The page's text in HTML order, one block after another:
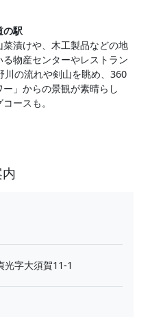
の駅
漬けや、木工製品などの地
物産センターやレストラン
の流れや剣山を眺め、360
」からの景観が素晴らし
ースも。
光字大須賀11-1